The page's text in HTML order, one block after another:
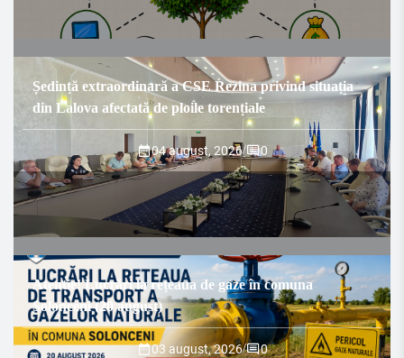
Ședință extraordinară a CSE Rezina privind situația
din Lalova afectată de ploile torențiale
04 august, 2026/ 0
Atenție! Lucrări la rețeaua de gaze în comuna
Solonceni (20 august)
03 august, 2026/ 0